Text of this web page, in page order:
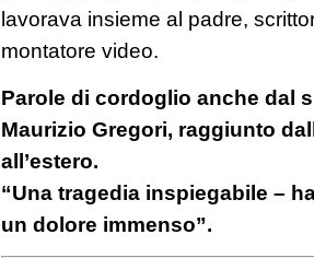
lavorava insieme al padre,
montatore video.
Parole di cordoglio anche dal
Maurizio Gregori, raggiunto
all’estero.
“Una tragedia inspiegabile –
un dolore immenso”.